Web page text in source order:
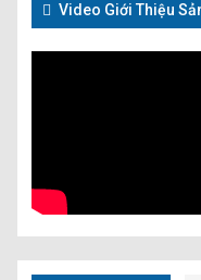
Video Giới Thiệu